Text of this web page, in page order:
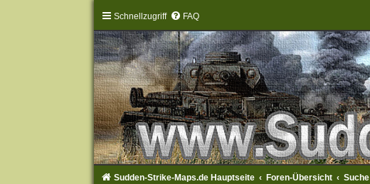
Schnellzugriff FAQ
Sudden-Strike-Maps.de Hauptseite Foren-Übersicht Suche